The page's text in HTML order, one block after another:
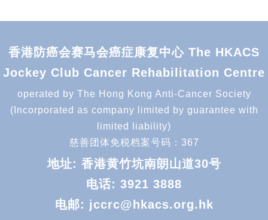
香港防癌会赛马会癌症康复中心 The HKACS
Jockey Club Cancer Rehabilitation Centre
operated by The Hong Kong Anti-Cancer Society
(Incorporated as company limited by guarantee with
limited liability)
慈善团体免税档案号码：367
地址: 香港黄竹坑南朗山道30号
电话: 3921 3888
电邮: jccrc@hkacs.org.hk